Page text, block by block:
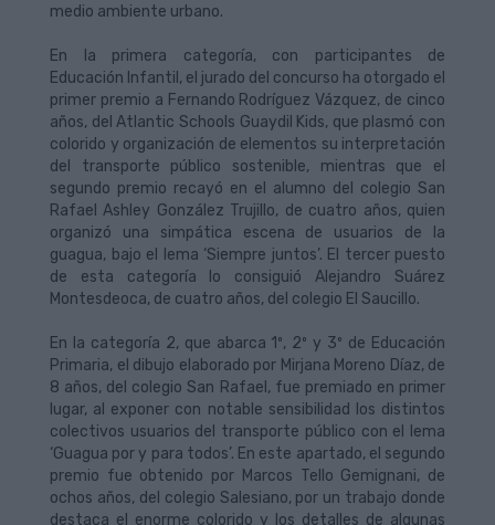
medio ambiente urbano.
En la primera categoría, con participantes de
Educación Infantil, el jurado del concurso ha otorgado el
primer premio a Fernando Rodríguez Vázquez, de cinco
años, del Atlantic Schools Guaydil Kids, que plasmó con
colorido y organización de elementos su interpretación
del transporte público sostenible, mientras que el
segundo premio recayó en el alumno del colegio San
Rafael Ashley González Trujillo, de cuatro años, quien
organizó una simpática escena de usuarios de la
guagua, bajo el lema ‘Siempre juntos’. El tercer puesto
de esta categoría lo consiguió Alejandro Suárez
Montesdeoca, de cuatro años, del colegio El Saucillo.
En la categoría 2, que abarca 1º, 2º y 3º de Educación
Primaria, el dibujo elaborado por Mirjana Moreno Díaz, de
8 años, del colegio San Rafael, fue premiado en primer
lugar, al exponer con notable sensibilidad los distintos
colectivos usuarios del transporte público con el lema
‘Guagua por y para todos’. En este apartado, el segundo
premio fue obtenido por Marcos Tello Gemignani, de
ochos años, del colegio Salesiano, por un trabajo donde
destaca el enorme colorido y los detalles de algunas